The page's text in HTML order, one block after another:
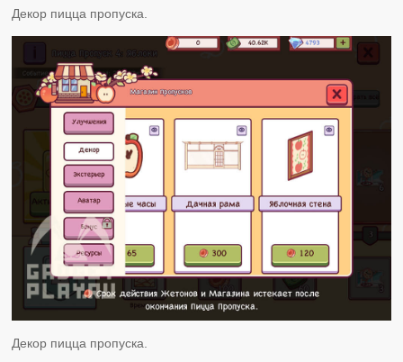
Декор пицца пропуска.
Декор пицца пропуска.